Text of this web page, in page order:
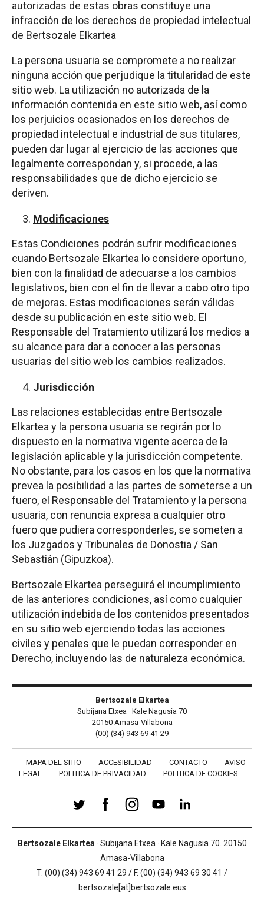
autorizadas de estas obras constituye una
infracción de los derechos de propiedad intelectual
de Bertsozale Elkartea
La persona usuaria se compromete a no realizar
ninguna acción que perjudique la titularidad de este
sitio web. La utilización no autorizada de la
información contenida en este sitio web, así como
los perjuicios ocasionados en los derechos de
propiedad intelectual e industrial de sus titulares,
pueden dar lugar al ejercicio de las acciones que
legalmente correspondan y, si procede, a las
responsabilidades que de dicho ejercicio se
deriven.
Modificaciones
Estas Condiciones podrán sufrir modificaciones
cuando Bertsozale Elkartea lo considere oportuno,
bien con la finalidad de adecuarse a los cambios
legislativos, bien con el fin de llevar a cabo otro tipo
de mejoras. Estas modificaciones serán válidas
desde su publicación en este sitio web. El
Responsable del Tratamiento utilizará los medios a
su alcance para dar a conocer a las personas
usuarias del sitio web los cambios realizados.
Jurisdicción
Las relaciones establecidas entre Bertsozale
Elkartea y la persona usuaria se regirán por lo
dispuesto en la normativa vigente acerca de la
legislación aplicable y la jurisdicción competente.
No obstante, para los casos en los que la normativa
prevea la posibilidad a las partes de someterse a un
fuero, el Responsable del Tratamiento y la persona
usuaria, con renuncia expresa a cualquier otro
fuero que pudiera corresponderles, se someten a
los Juzgados y Tribunales de Donostia / San
Sebastián (Gipuzkoa).
Bertsozale Elkartea perseguirá el incumplimiento
de las anteriores condiciones, así como cualquier
utilización indebida de los contenidos presentados
en su sitio web ejerciendo todas las acciones
civiles y penales que le puedan corresponder en
Derecho, incluyendo las de naturaleza económica.
Bertsozale Elkartea
Subijana Etxea · Kale Nagusia 70
20150 Amasa-Villabona
(00) (34) 943 69 41 29
MAPA DEL SITIO ACCESIBILIDAD CONTACTO
AVISO
LEGAL
POLITICA DE PRIVACIDAD POLITICA DE COOKIES
Bertsozale Elkartea · Subijana Etxea · Kale Nagusia 70. 20150
Amasa-Villabona
T. (00) (34) 943 69 41 29 / F. (00) (34) 943 69 30 41 /
bertsozale[at]bertsozale.eus